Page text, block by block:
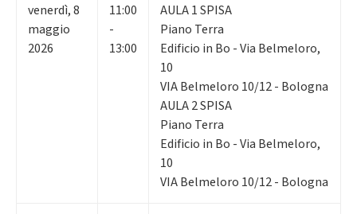
venerdì,8
maggio
2026
11:00
-
13:00
AULA 1 SPISA
Piano Terra
Edificio in Bo - Via Belmeloro,
10
VIA Belmeloro 10/12 - Bologna
AULA 2 SPISA
Piano Terra
Edificio in Bo - Via Belmeloro,
10
VIA Belmeloro 10/12 - Bologna